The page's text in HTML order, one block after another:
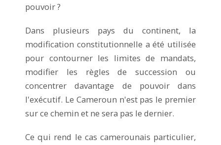
pouvoir ?
Dans plusieurs pays du continent, la
modification constitutionnelle a été utilisée
pour contourner les limites de mandats,
modifier les règles de succession ou
concentrer davantage de pouvoir dans
l'exécutif. Le Cameroun n'est pas le premier
sur ce chemin et ne sera pas le dernier.
Ce qui rend le cas camerounais particulier,